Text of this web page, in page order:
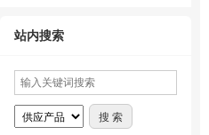
站内搜索